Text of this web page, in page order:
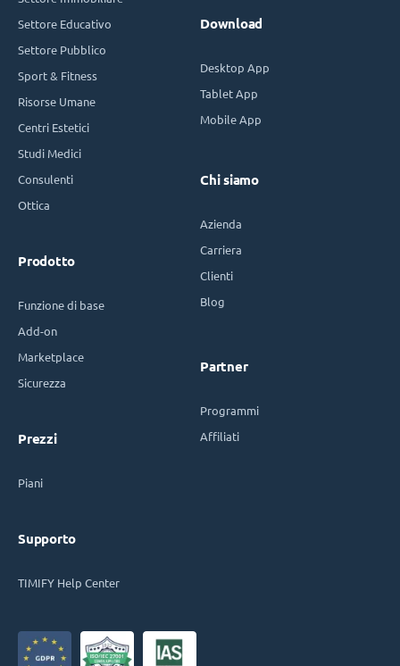
Settore Educativo
Settore Pubblico
Sport & Fitness
Risorse Umane
Centri Estetici
Studi Medici
Consulenti
Ottica
Prodotto
Funzione di base
Add-on
Marketplace
Sicurezza
Prezzi
Piani
Supporto
TIMIFY Help Center
Download
Desktop App
Tablet App
Mobile App
Chi siamo
Azienda
Carriera
Clienti
Blog
Partner
Programmi
Affiliati